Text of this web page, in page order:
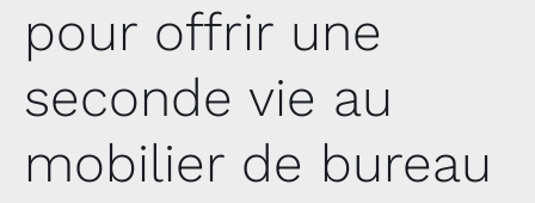
Produits
pour offrir une
seconde vie au
mobilier de bureau